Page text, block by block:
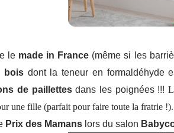
le made in France (même si les
boisdont la teneur en formaldéhyde
de paillettesdans les poignées !!!
une fille (parfait pour faire toute la fratrie !).
Prix des Mamanslors du salon